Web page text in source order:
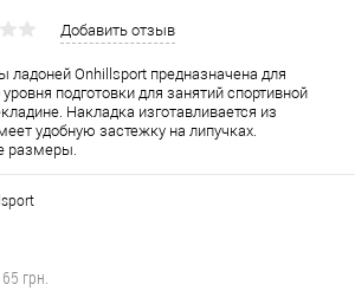
Добавить отзыв
ладоней Onhillsport предназначена для
подготовки для занятий спортивной
Накладка изготавливается из
удобную застежку на липучках.
размеры.
65 грн.